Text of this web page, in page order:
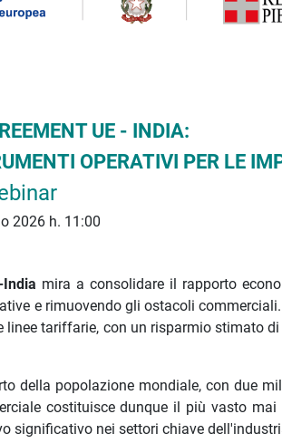
UE - INDIA:
OPERATIVI PER LE
2026 h. 11:00
mira a consolidare il rapporto
e rimuovendo gli ostacoli
tariffarie, con un risparmio stimato
della popolazione mondiale, con due
costituisce dunque il più vasto
significativo nei settori chiave